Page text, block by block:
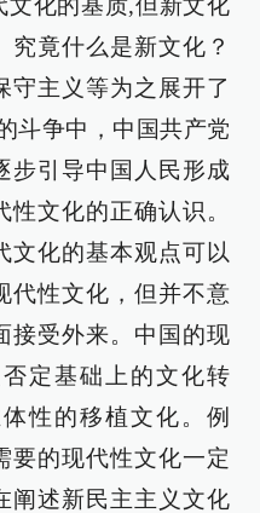
文化的基质,但新文化
究竟什么是新文化？
守主义等为之展开了
斗争中，中国共产党
步引导中国人民形成
文化的正确认识。
文化的基本观点可以
代性文化，但并不意
接受外来。中国的现
定基础上的文化转
性的移植文化。例
要的现代性文化一定
阐述新民主主义文化